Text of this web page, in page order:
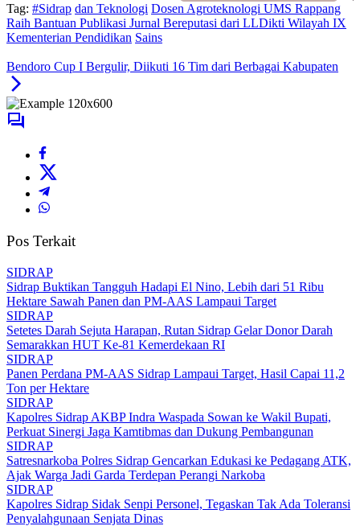
Tag: #Sidrap dan Teknologi Dosen Agroteknologi UMS Rappang
Raih Bantuan Publikasi Jurnal Bereputasi dari LLDikti Wilayah IX
Kementerian Pendidikan Sains
Bendoro Cup I Bergulir, Diikuti 16 Tim dari Berbagai Kabupaten
Pos Terkait
SIDRAP
Sidrap Buktikan Tangguh Hadapi El Nino, Lebih dari 51 Ribu
Hektare Sawah Panen dan PM-AAS Lampaui Target
SIDRAP
Setetes Darah Sejuta Harapan, Rutan Sidrap Gelar Donor Darah
Semarakkan HUT Ke-81 Kemerdekaan RI
SIDRAP
Panen Perdana PM-AAS Sidrap Lampaui Target, Hasil Capai 11,2
Ton per Hektare
SIDRAP
Kapolres Sidrap AKBP Indra Waspada Sowan ke Wakil Bupati,
Perkuat Sinergi Jaga Kamtibmas dan Dukung Pembangunan
SIDRAP
Satresnarkoba Polres Sidrap Gencarkan Edukasi ke Pedagang ATK,
Ajak Warga Jadi Garda Terdepan Perangi Narkoba
SIDRAP
Kapolres Sidrap Sidak Senpi Personel, Tegaskan Tak Ada Toleransi
Penyalahgunaan Senjata Dinas